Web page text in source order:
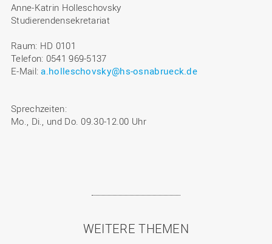
Anne-Katrin Holleschovsky
Studierendensekretariat
Raum: HD 0101
Telefon: 0541 969-5137
E-Mail:a.holleschovsky@hs-osnabrueck.de
Sprechzeiten:
Mo., Di., und Do. 09.30-12.00 Uhr
WEITERE THEMEN